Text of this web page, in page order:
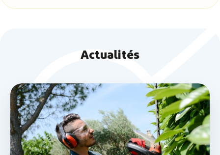
Actualités